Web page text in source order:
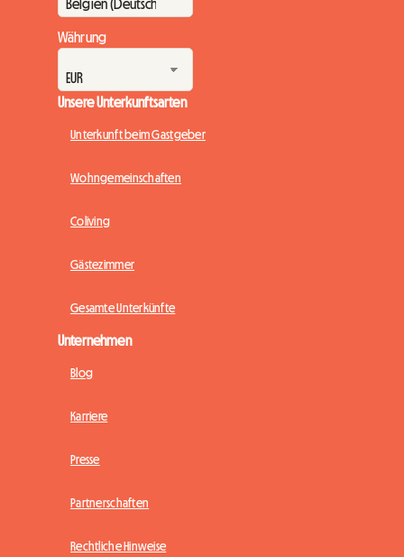
Währung
Unsere Unterkunftsarten
Unterkunft beim Gastgeber
Wohngemeinschaften
Coliving
Gästezimmer
Gesamte Unterkünfte
Unternehmen
Blog
Karriere
Presse
Partnerschaften
Rechtliche Hinweise